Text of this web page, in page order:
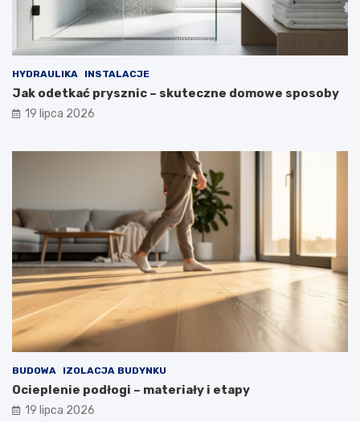
HYDRAULIKA INSTALACJE
Jak odetkać prysznic – skuteczne domowe sposoby
19 lipca 2026
BUDOWA IZOLACJA BUDYNKU
Ocieplenie podłogi – materiały i etapy
19 lipca 2026